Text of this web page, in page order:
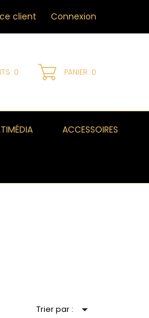
client Connexion
0 PANIER: 0
ACCESSOIRES
Trier par : 